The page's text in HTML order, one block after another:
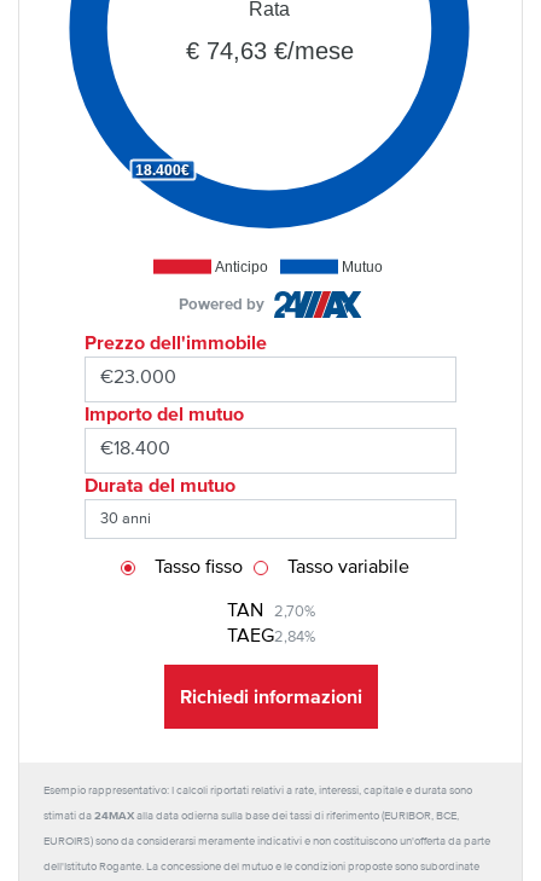
Anticipo Mutuo
18.400€
Rata
€ 74,63 €/mese
Powered by
Prezzo dell'immobile
Importo del mutuo
Durata del mutuo
TAN 2,70%
TAEG2,84%
Tasso fisso Tasso variabile
Richiedi informazioni
Esempio rappresentativo: I calcoli riportati relativi a rate, interessi, capitale e durata sono
stimati da 24MAX alla data odierna sulla base dei tassi di riferimento (EURIBOR, BCE,
EUROIRS) sono da considerarsi meramente indicativi e non costituiscono un'offerta da parte
dell'Istituto Rogante. La concessione del mutuo e le condizioni proposte sono subordinate